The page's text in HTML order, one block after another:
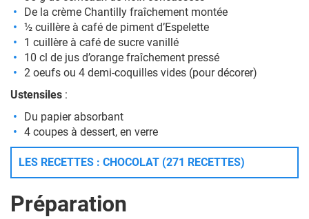
De la crème Chantilly fraîchement montée
½ cuillère à café de piment d’Espelette
1 cuillère à café de sucre vanillé
10 cl de jus d’orange fraîchement pressé
2 oeufs ou 4 demi-coquilles vides (pour décorer)
Ustensiles :
Du papier absorbant
4 coupes à dessert, en verre
LES RECETTES : CHOCOLAT (271 RECETTES)
Préparation